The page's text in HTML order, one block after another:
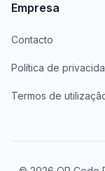
Empresa
Contacto
Política de
Termos de